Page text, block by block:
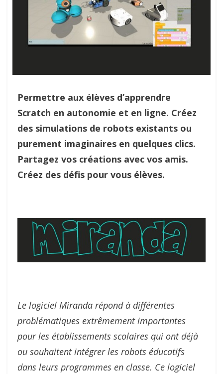
Permettre aux élèves d’apprendre
Scratch en autonomie et en ligne. Créez
des simulations de robots existants ou
purement imaginaires en quelques clics.
Partagez vos créations avec vos amis.
Créez des défis pour vous élèves.
Le logiciel Miranda répond à différentes
problématiques extrêmement importantes
pour les établissements scolaires qui ont déjà
ou souhaitent intégrer les robots éducatifs
dans leurs programmes en classe. Ce logiciel